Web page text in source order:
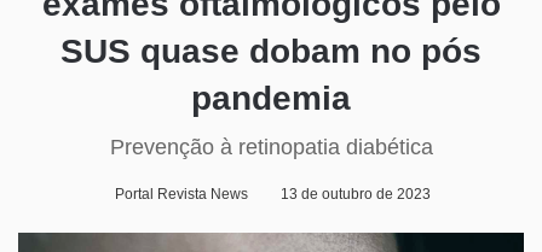
SUS quase dobam no pós
pandemia
Prevenção à retinopatia diabética
Portal Revista News 13 de outubro de 2023